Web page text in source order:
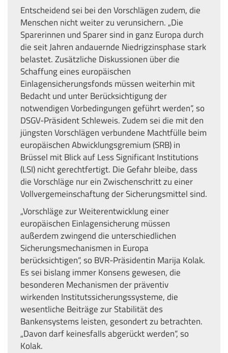
Entscheidend sei bei den Vorschlägen zudem, die
Menschen nicht weiter zu verunsichern. „Die
Sparerinnen und Sparer sind in ganz Europa durch
die seit Jahren andauernde Niedrigzinsphase stark
belastet. Zusätzliche Diskussionen über die
Schaffung eines europäischen
Einlagensicherungsfonds müssen weiterhin mit
Bedacht und unter Berücksichtigung der
notwendigen Vorbedingungen geführt werden“, so
DSGV-Präsident Schleweis. Zudem sei die mit den
jüngsten Vorschlägen verbundene Machtfülle beim
europäischen Abwicklungsgremium (SRB) in
Brüssel mit Blick auf Less Significant Institutions
(LSI) nicht gerechtfertigt. Die Gefahr bleibe, dass
die Vorschläge nur ein Zwischenschritt zu einer
Vollvergemeinschaftung der Sicherungsmittel sind.
„Vorschläge zur Weiterentwicklung einer
europäischen Einlagensicherung müssen
außerdem zwingend die unterschiedlichen
Sicherungsmechanismen in Europa
berücksichtigen“, so BVR-Präsidentin Marija Kolak.
Es sei bislang immer Konsens gewesen, die
besonderen Mechanismen der präventiv
wirkenden Institutssicherungssysteme, die
wesentliche Beiträge zur Stabilität des
Bankensystems leisten, gesondert zu betrachten.
„Davon darf keinesfalls abgerückt werden“, so
Kolak.